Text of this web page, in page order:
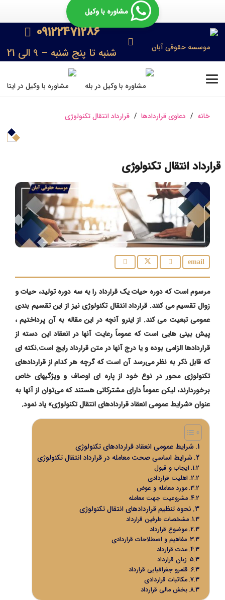
مشاوره با وکیل
09122471286
شنبه تا پنج شنبه – 9 الی 21
خانه / دعاوی قراردادها / قرارداد انتقال تکنولوژی
قرارداد انتقال تکنولوژی
مرسوم است که دوره حیات یک قرارداد را به سه دوره تولید، حیات و
زوال تقسیم می کنند. قرارداد انتقال تکنولوژی نیز از این تقسیم بندی
عمومی تبعیت می کند. از اینرو آنچه در این مقاله به آن پرداختیم ،
پیش بینی هایی است که عموماً رعایت آنها در انعقاد این دسته از
قراردادها الزامی بوده و یا درج آنها در متن قرارداد رایج است.نکته ای
که قابل ذکر به نظر می‌رسد آن است که گرچه هر کدام از قراردادهای
تکنولوژی محور در نوع خود از پاره ای اوصاف و ویژگیهای خاص
برخوردارند، لیکن عموماً دارای مشترکاتی هستند که می‌توان از آنها به
عنوان «شرایط عمومی انعقاد قراردادهای انتقال تکنولوژی» یاد نمود.
شرایط عمومی انعقاد قراردادهای تکنولوژی
شرایط اساسی صحت معامله در قرارداد انتقال تکنولوژی
ایجاب و قبول
اهلیت قراردادی
مورد معامله و عوض
مشروعیت جهت معامله
نحوه تنظیم قراردادهای انتقال تکنولوژی
مشخصات طرفین قرارداد
موضوع قرارداد
مفاهیم و اصطلاحات قراردادی
مدت قرارداد
زبان قرارداد
قلمرو جغرافیایی قرارداد
مکاتبات قراردادی
بخش مالی قرارداد